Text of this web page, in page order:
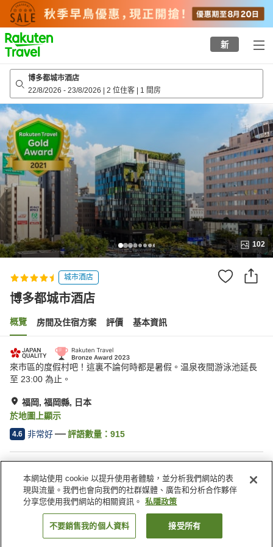
to
top
page
新
博多都城市酒店
22/8/2026 - 23/8/2026 | 2 位住客 | 1 間房
102
城市酒店
博多都城市酒店
概覽 房間及住宿方案 評價 基本資訊
來市區的度假村吧！這裏不論何時都是暑假。温泉夜間游泳池延長
至 23:00 為止。
福岡, 福岡縣, 日本
於地圖上顯示
4.6 非常好 評語數量： 915
步行 5 分鐘可到車站
按摩浴缸
桑拿
水療/美容院
日本 福岡縣 福岡 博多都城市酒店
找客房
本網站使用 cookie 以提升使用者體驗，並分析我們網站的表
現與流量。我們也會向我們的社群媒體、廣告和分析合作夥伴
分享您使用我們網站的相關資訊。
私隱政策
不要銷售我的個人資料 接受所有